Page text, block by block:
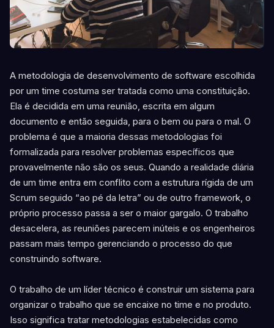
A metodologia de desenvolvimento de software escolhida
por um time costuma ser tratada como uma constituição.
Ela é decidida em uma reunião, escrita em algum
documento e então seguida, para o bem ou para o mal. O
problema é que a maioria dessas metodologias foi
formalizada para resolver problemas específicos que
provavelmente não são os seus. Quando a realidade diária
de um time entra em conflito com a estrutura rígida de um
Scrum seguido “ao pé da letra” ou de outro framework, o
próprio processo passa a ser o maior gargalo. O trabalho
desacelera, as reuniões parecem inúteis e os engenheiros
passam mais tempo gerenciando o processo do que
construindo software.
O trabalho de um líder técnico é construir um sistema para
organizar o trabalho que se encaixe no time e no produto.
Isso significa tratar metodologias estabelecidas como